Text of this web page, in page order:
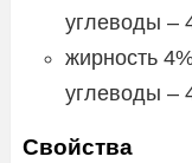
углеводы –
жирность
углеводы –
Свойства